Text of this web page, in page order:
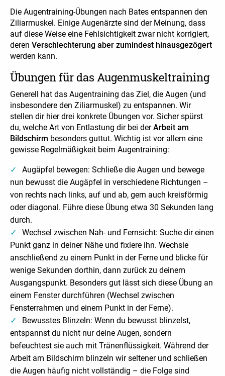
Die Augentraining-Übungen nach Bates entspannen den
Ziliarmuskel. Einige Augenärzte sind der Meinung, dass
auf diese Weise eine Fehlsichtigkeit zwar nicht korrigiert,
deren Verschlechterung aber zumindest hinausgezögert
werden kann.
Übungen für das Augenmuskeltraining
Generell hat das Augentraining das Ziel, die Augen (und
insbesondere den Ziliarmuskel) zu entspannen. Wir
stellen dir hier drei konkrete Übungen vor. Sicher spürst
du, welche Art von Entlastung dir bei derArbeit am
Bildschirm besonders guttut. Wichtig ist vor allem eine
gewisse Regelmäßigkeit beim Augentraining:
Augäpfel bewegen: Schließe die Augen und bewege
nun bewusst die Augäpfel in verschiedene Richtungen –
von rechts nach links, auf und ab, gern auch kreisförmig
oder diagonal. Führe diese Übung etwa 30 Sekunden lang
durch.
Wechsel zwischen Nah- und Fernsicht: Suche dir einen
Punkt ganz in deiner Nähe und fixiere ihn. Wechsle
anschließend zu einem Punkt in der Ferne und blicke für
wenige Sekunden dorthin, dann zurück zu deinem
Ausgangspunkt. Besonders gut lässt sich diese Übung an
einem Fenster durchführen (Wechsel zwischen
Fensterrahmen und einem Punkt in der Ferne).
Bewusstes Blinzeln: Wenn du bewusst blinzelst,
entspannst du nicht nur deine Augen, sondern
befeuchtest sie auch mit Tränenflüssigkeit. Während der
Arbeit am Bildschirm blinzeln wir seltener und schließen
die Augen häufig nicht vollständig – die Folge sind